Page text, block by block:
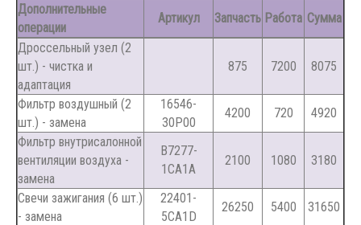
Дополнительные
операции
Артикул Запчасть Работа Сумма
Дроссельный узел (2
шт.) - чистка и
адаптация
875 7200 8075
Фильтр воздушный (2
шт.) - замена
16546-
30P00
4200 720
4920
Фильтр внутрисалонной
вентиляции воздуха -
замена
B7277-
1CA1A
2100 1080 3180
Свечи зажигания (6 шт.)
- замена
22401-
5CA1D
26250 5400
31650